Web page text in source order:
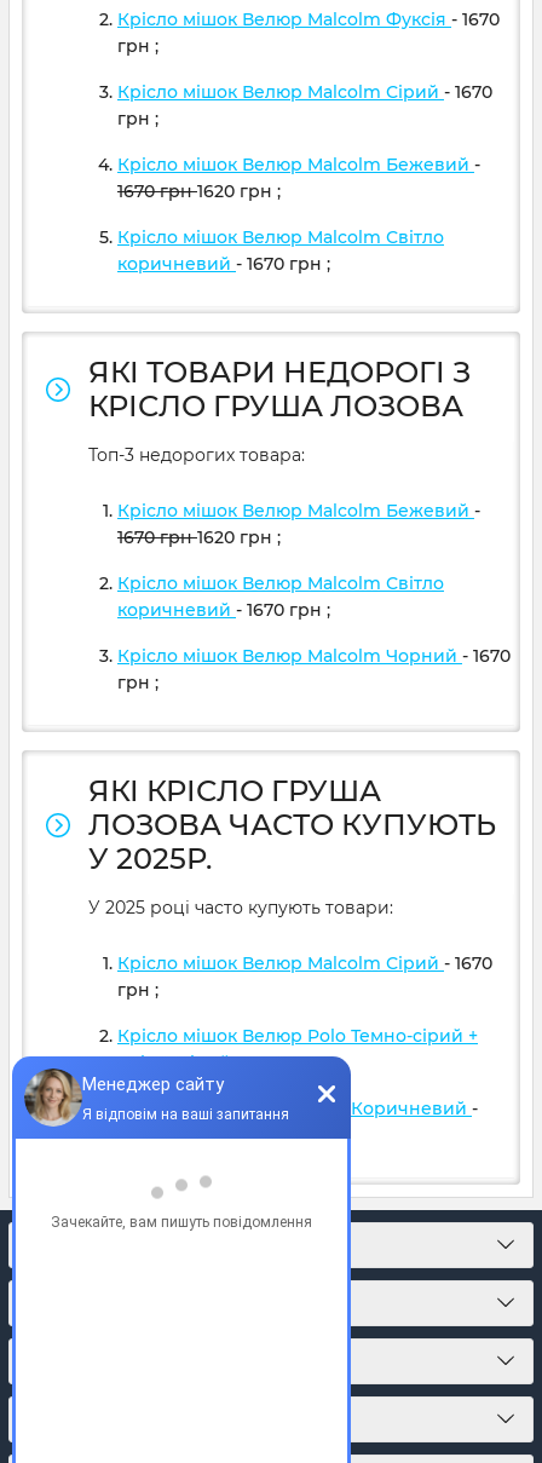
Крісло мішок Велюр Malcolm Фуксія - 1670
грн ;
Крісло мішок Велюр Malcolm Сірий - 1670
грн ;
Крісло мішок Велюр Malcolm Бежевий -
1670грн1620 грн ;
Крісло мішок Велюр Malcolm Світло
коричневий - 1670 грн ;
ЯКІ ТОВАРИ НЕДОРОГІ З
КРІСЛО ГРУША ЛОЗОВА
Топ-3 недорогих товара:
Крісло мішок Велюр Malcolm Бежевий -
1670грн1620 грн ;
Крісло мішок Велюр Malcolm Світло
коричневий - 1670 грн ;
Крісло мішок Велюр Malcolm Чорний - 1670
грн ;
ЯКІ КРІСЛО ГРУША
ЛОЗОВА ЧАСТО КУПУЮТЬ
У 2025Р.
У 2025 році часто купують товари:
Крісло мішок Велюр Malcolm Сірий - 1670
грн ;
Крісло мішок Велюр Polo Темно-сірий +
Світло сірий- 1599грн;
Крісло мішок Велюр Polo Коричневий -
1599грн;